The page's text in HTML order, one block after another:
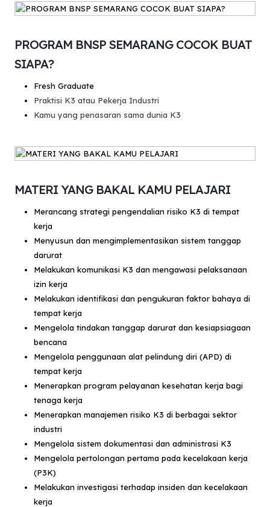
PROGRAM BNSP SEMARANG COCOK BUAT
SIAPA?
Fresh Graduate
Praktisi K3 atau Pekerja Industri
Kamu yang penasaran sama dunia K3
MATERI YANG BAKAL KAMU PELAJARI
Merancang strategi pengendalian risiko K3 di tempat
kerja
Menyusun dan mengimplementasikan sistem tanggap
darurat
Melakukan komunikasi K3 dan mengawasi pelaksanaan
izin kerja
Melakukan identifikasi dan pengukuran faktor bahaya di
tempat kerja
Mengelola tindakan tanggap darurat dan kesiapsiagaan
bencana
Mengelola penggunaan alat pelindung diri (APD) di
tempat kerja
Menerapkan program pelayanan kesehatan kerja bagi
tenaga kerja
Menerapkan manajemen risiko K3 di berbagai sektor
industri
Mengelola sistem dokumentasi dan administrasi K3
Mengelola pertolongan pertama pada kecelakaan kerja
(P3K)
Melakukan investigasi terhadap insiden dan kecelakaan
kerja